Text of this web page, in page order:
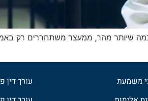
שיותר מהר, ממעצר משתחררים רק
משמעת
עורך דין